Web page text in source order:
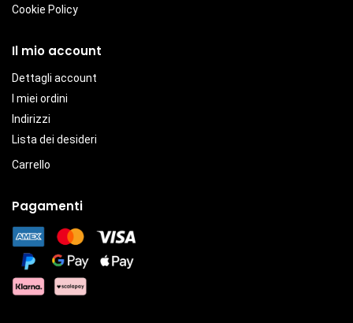
Cookie Policy
Il mio account
Dettagli account
I miei ordini
Indirizzi
Lista dei desideri
Carrello
Pagamenti